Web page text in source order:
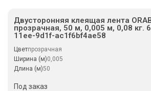
Двусторонняя клеящая лента
прозрачная, 50 м, 0,005 м, 0,08 кг.
11ee-9d1f-ac1f6bf4ae58
Цветпрозрачная
Ширина (м)0,005
Длина (м)50
Под заказ